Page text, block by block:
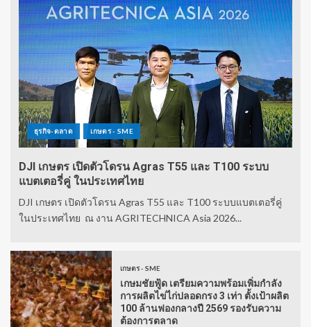
ธุรกิจ-ตลาด เกษตร - SME
DJI เกษตร เปิดตัวโดรน Agras T55 และ T100 ระบบ
แบตเตอรี่คู่ ในประเทศไทย
DJI เกษตร เปิดตัวโดรน Agras T55 และ T100 ระบบแบตเตอรี่คู่
ในประเทศไทย ณ งาน AGRITECHNICA Asia 2026...
เกษตร - SME
เกษมชัยฟู้ด เตรียมความพร้อมเพิ่มกำลัง
การผลิตไข่ไก่ปลอดกรง 3 เท่า ตั้งเป้าผลิต
100 ล้านฟองกลางปี 2569 รองรับความ
ต้องการตลาด